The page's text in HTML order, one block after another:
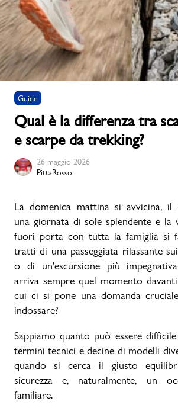
Uomo Bambino
Sport
Marchi PMagazine
Accedi | Registrati
Carrello
Promo & News
contatti
Gift card
Guide
Qual è la differenza tra
e scarpe da trekking?
26 maggio 2026
PittaRosso
La domenica mattina si avvicina,
una giornata di sole splendente e la
fuori porta con tutta la famiglia si
tratti di una passeggiata rilassante
o di un'escursione più
arriva sempre quel momento
cui ci si pone una domanda
indossare?
Sappiamo quanto può essere
termini tecnici e decine di modelli
quando si cerca il giusto
sicurezza e, naturalmente, un
familiare.